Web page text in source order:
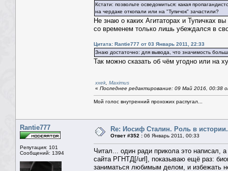
Кстати: позвольте осведомиться: какая
на чердаке откопали или на "Тупичок" зачастили?
Не знаю о каких Агитаторах и Тупичках
со временем только лишь убеждался в
Цитата: Rantie777 от 03 Январь 2011, 22:33
Знаю достаточно: для вывода, что значимость
Так можно сказать об чём угодно или на
xxek, Maximus
« Последнее редактирование: 09 Май 2016, 00:38
Мой голос внутренний прохожих распугал...
Rantie777
Репутация: 101
Сообщений: 1394
Re: Иосиф Сталин. Роль в истории.
Ответ #352 : 06 Январь 2011, 00:33
Читал... один ради прикола это написал,
сайта РГНТД[/url], показываю ещё раз:
заниматься любимым делом, и избежать